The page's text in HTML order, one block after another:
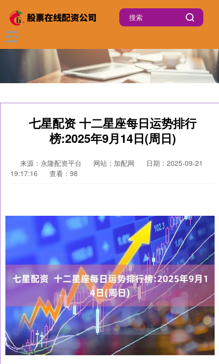
七星配资 十二星座每日运势排行
榜:2025年9月14日(周日)
来源：永隆配资平台 网站：加配网
日期：2025-09-21
19:17:16
查看：98